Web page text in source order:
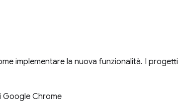
implementare la nuova funzionalità. I progetti
Google Chrome